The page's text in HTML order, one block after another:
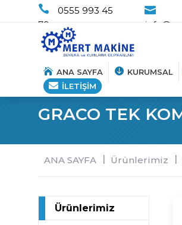
0555 993 45
79
ANA SAYFA KURUMSAL
Hakkımızda
Haberler
İLETİŞİM
GRACO TEK
ANA SAYFA Ürünlerimiz
Ürünlerimiz